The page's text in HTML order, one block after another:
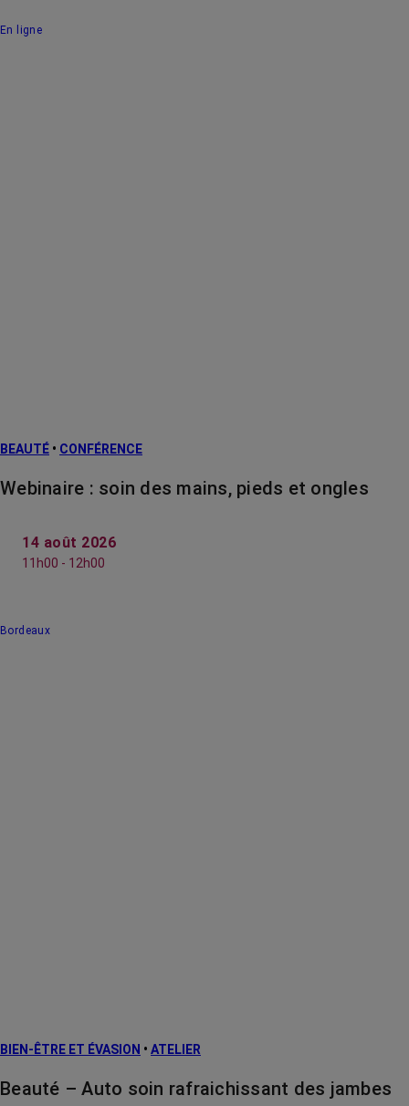
En ligne
BEAUTÉ • CONFÉRENCE
Webinaire : soin des mains, pieds et ongles
14 août 2026
11h00 - 12h00
Bordeaux
BIEN-ÊTRE ET ÉVASION • ATELIER
Beauté – Auto soin rafraichissant des jambes